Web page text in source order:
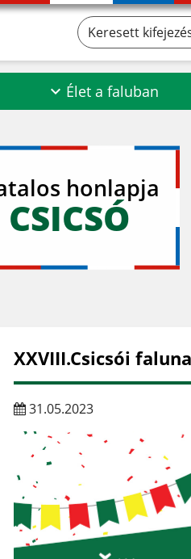
Keresett kifejezés...
Élet a faluban
honlapja
XXVIII.Csicsói
31.05.2023